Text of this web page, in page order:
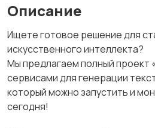
Описание
Ищете готовое решение для
искусственного интеллекта?
Мы предлагаем полный проект
сервисами для генерации
который можно запустить и
сегодня!